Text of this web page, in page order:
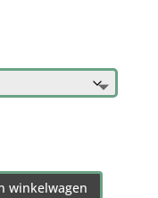
winkelwagen